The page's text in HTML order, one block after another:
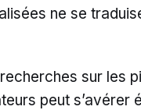
ne se
sur les
peut